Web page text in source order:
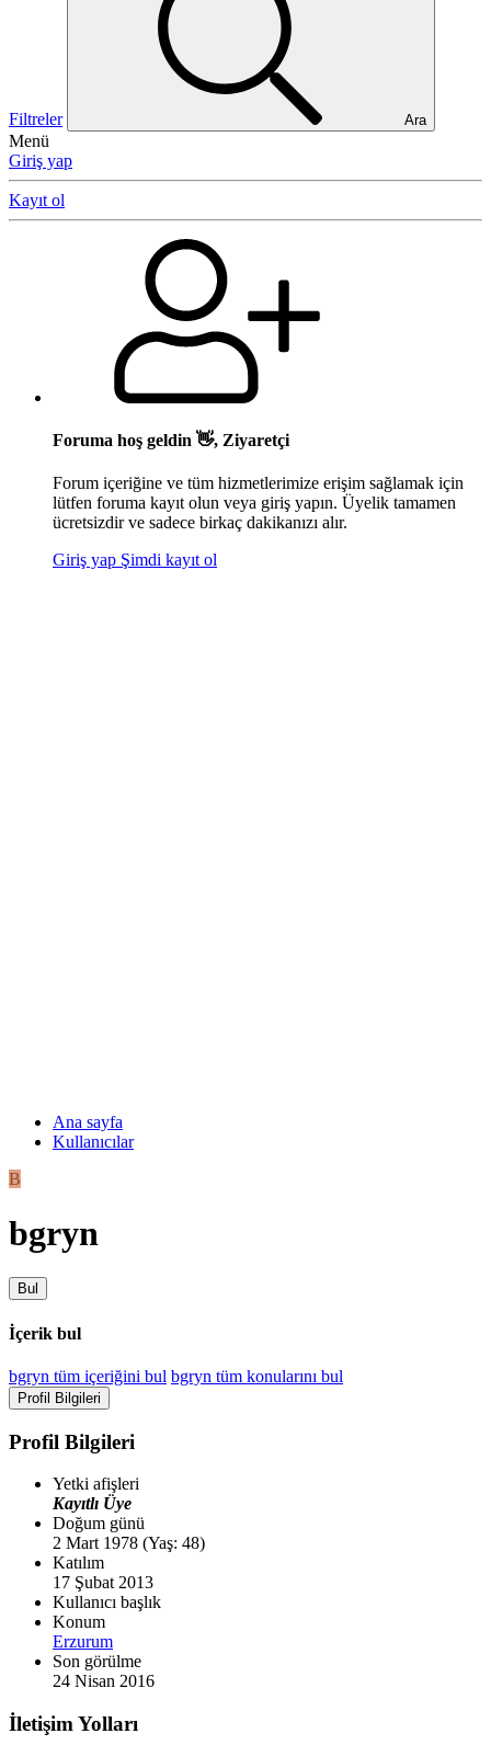
Filtreler Ara
Menü
Giriş yap
Kayıt ol
Foruma hoş geldin 👋, Ziyaretçi
Forum içeriğine ve tüm hizmetlerimize erişim sağlamak için
lütfen foruma kayıt olun veya giriş yapın. Üyelik tamamen
ücretsizdir ve sadece birkaç dakikanızı alır.
Giriş yap Şimdi kayıt ol
Ana sayfa
Kullanıcılar
B
bgryn
Bul
İçerik bul
bgryn tüm içeriğini bul bgryn tüm konularını bul
Profil Bilgileri
Profil Bilgileri
Yetki afişleri
Kayıtlı Üye
Doğum günü
2 Mart 1978 (Yaş: 48)
Katılım
17 Şubat 2013
Kullanıcı başlık
Konum
Erzurum
Son görülme
24 Nisan 2016
İletişim Yolları